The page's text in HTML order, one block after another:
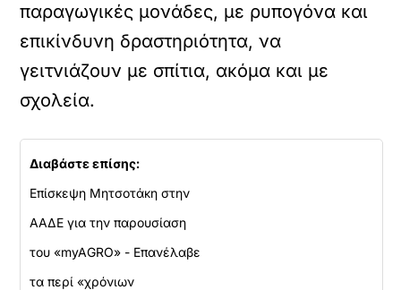
παραγωγικές μονάδες, με ρυπογόνα και
επικίνδυνη δραστηριότητα, να
γειτνιάζουν με σπίτια, ακόμα και με
σχολεία.
Διαβάστε επίσης:
Επίσκεψη Μητσοτάκη στην
ΑΑΔΕ για την παρουσίαση
του «myAGRO» - Επανέλαβε
τα περί «χρόνιων